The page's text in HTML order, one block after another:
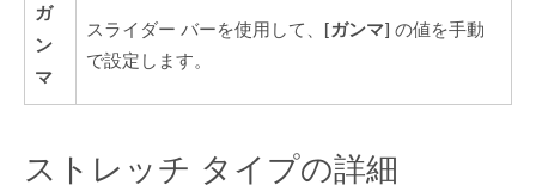
ガ
ン
マ
スライダー バーを使用して、 [ガンマ] の値を手動
で設定します。
ストレッチ タイプの詳細